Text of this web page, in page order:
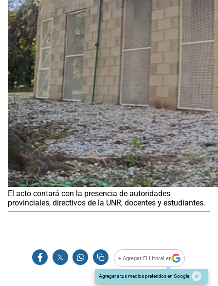
El acto contará con la presencia de autoridades
provinciales, directivos de la UNR, docentes y estudiantes.
+ Agregar El Litoral en
Agregar a tus medios preferidos en Google